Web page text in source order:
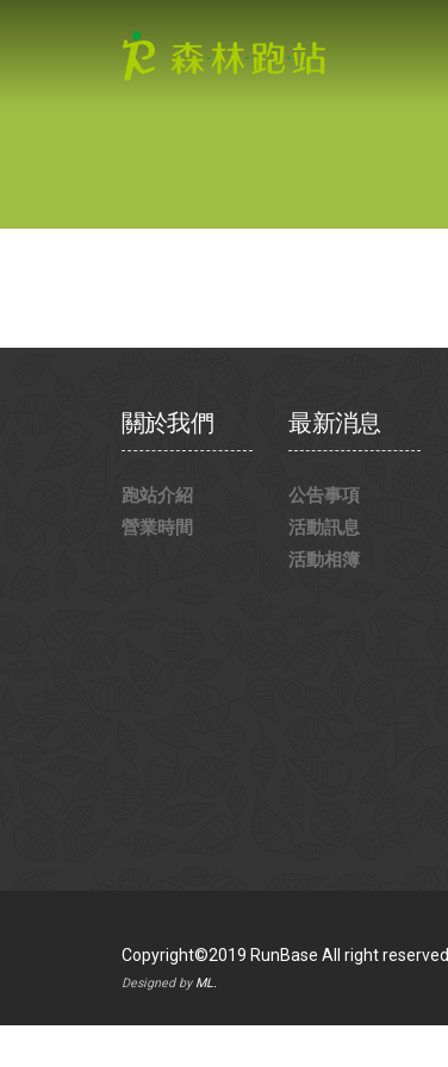
關於我們
跑站介紹
營業時間
最新消息
公告事項
活動訊息
活動相簿
Copyright©2019 RunBase All right reserved.
Designed by ML.